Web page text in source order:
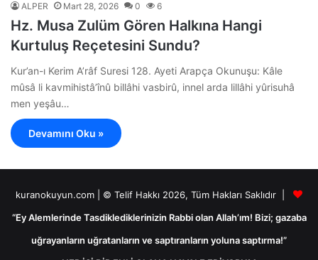
ALPER Mart 28, 2026 0 6
Hz. Musa Zulüm Gören Halkına Hangi
Kurtuluş Reçetesini Sundu?
Kur’an-ı Kerim A’râf Suresi 128. Ayeti Arapça Okunuşu: Kâle
mûsâ li kavmihistâ’înû billâhi vasbirû, innel arda lillâhi yûrisuhâ
men yeşâu…
Devamını Oku »
kuranokuyun.com | © Telif Hakkı 2026, Tüm Hakları Saklıdır |
“Ey Alemlerinde Tasdiklediklerinizin Rabbi olan Allah’ım! Bizi; gazaba
uğrayanların uğratanların ve saptıranların yoluna saptırma!”